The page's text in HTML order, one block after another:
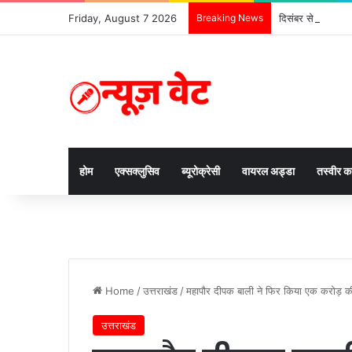
Friday, August 7 2026 Breaking News दिसंबर से पहले ढाई
होम एक्सक्लुसिव ब्यूरोक्रेसी वायरल अड्डा तस्वीर
Home /उत्तराखंड /महापौर दीपक बाली ने फिर किया एक करोड़
उत्तराखंड